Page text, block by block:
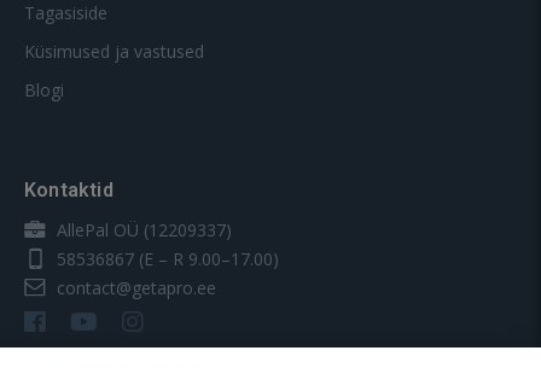
Tagasiside
Küsimused ja vastused
Blogi
Kontaktid
AllePal OÜ (12209337)
58536867 (E – R 9.00–17.00)
contact@getapro.ee